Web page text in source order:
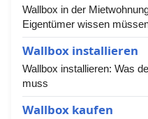
Wallbox in der
Eigentümer wissen
Wallbox installieren
Wallbox installieren: Was
muss
Wallbox kaufen